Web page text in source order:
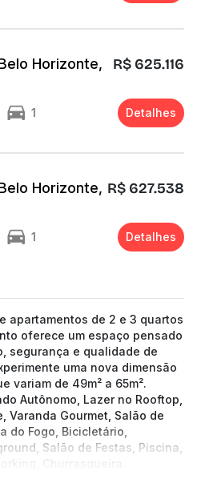
Horizonte,
R$ 625.116
1 Detalhes
Horizonte, R$ 627.538
1 Detalhes
apartamentos de 2 e 3 quartos
oferece um espaço pensado
segurança e qualidade de
uma nova dimensão
variam de 49m² a 65m².
Autônomo, Lazer no Rooftop,
Varanda Gourmet, Salão de
do Fogo, Bicicletário,
Salão de Festas, Piscina,
Churrasqueira.
m² de área no bairro